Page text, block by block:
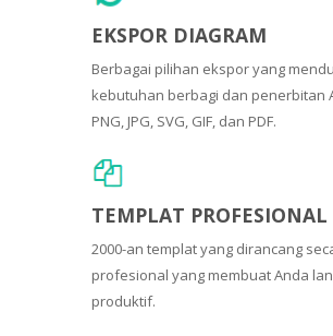
EKSPOR DIAGRAM
Berbagai pilihan ekspor yang
kebutuhan berbagi dan penerbitan
PNG, JPG, SVG, GIF, dan PDF.
TEMPLAT PROFESIONAL
2000-an templat yang dirancang
profesional yang membuat Anda
produktif.